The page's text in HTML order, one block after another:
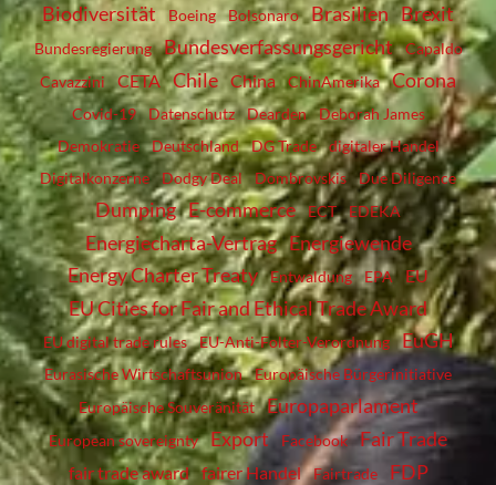
Biodiversität Boeing Bolsonaro Brasilien Brexit
Bundesregierung Bundesverfassungsgericht
Capaldo
Cavazzini
CETA Chile China ChinAmerika Corona
Covid-19 Datenschutz Dearden
Deborah James
Demokratie
Deutschland DG Trade
digitaler Handel
Digitalkonzerne
Dodgy Deal Dombrovskis Due Diligence
Dumping E-commerce ECT EDEKA
Energiecharta-Vertrag Energiewende
Energy Charter Treaty
Entwaldung EPA EU
EU Cities for Fair and Ethical Trade Award
EU digital trade rules EU-Anti-Folter-Verordnung EuGH
Eurasische Wirtschaftsunion
Europäische Bürgerinitiative
Europäische Souveränität
Europaparlament
European sovereignty Export Facebook Fair Trade
fair trade award fairer Handel Fairtrade FDP